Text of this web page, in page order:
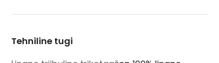
Tehniline tugi